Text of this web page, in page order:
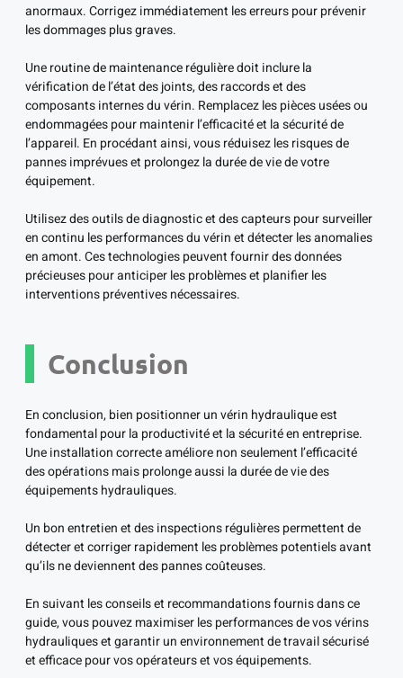
anormaux. Corrigez immédiatement les erreurs pour prévenir
les dommages plus graves.
Une routine de maintenance régulière doit inclure la
vérification de l’état des joints, des raccords et des
composants internes du vérin. Remplacez les pièces usées ou
endommagées pour maintenir l’efficacité et la sécurité de
l’appareil. En procédant ainsi, vous réduisez les risques de
pannes imprévues et prolongez la durée de vie de votre
équipement.
Utilisez des outils de diagnostic et des capteurs pour surveiller
en continu les performances du vérin et détecter les anomalies
en amont. Ces technologies peuvent fournir des données
précieuses pour anticiper les problèmes et planifier les
interventions préventives nécessaires.
Conclusion
En conclusion, bien positionner un vérin hydraulique est
fondamental pour la productivité et la sécurité en entreprise.
Une installation correcte améliore non seulement l’efficacité
des opérations mais prolonge aussi la durée de vie des
équipements hydrauliques.
Un bon entretien et des inspections régulières permettent de
détecter et corriger rapidement les problèmes potentiels avant
qu’ils ne deviennent des pannes coûteuses.
En suivant les conseils et recommandations fournis dans ce
guide, vous pouvez maximiser les performances de vos vérins
hydrauliques et garantir un environnement de travail sécurisé
et efficace pour vos opérateurs et vos équipements.